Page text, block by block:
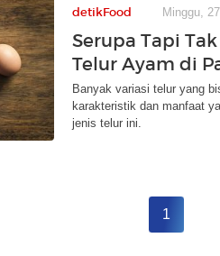
detikFood Minggu,
Serupa Tapi
Telur Ayam di
Banyak variasi telur yang
karakteristik dan manfaat
jenis telur ini.
1